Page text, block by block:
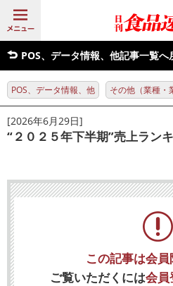
POS、データ情報、他記事一覧へ
POS、データ情報、他 その他（業種・
[2026年6月29日]
“２０２５年下半期”売上ラン
この記事は会員
ご覧いただくには会員